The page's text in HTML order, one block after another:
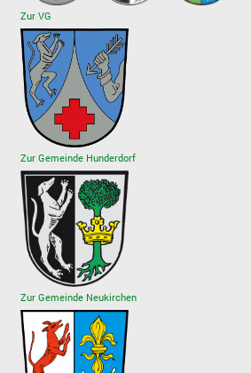
Zur VG
Zur Gemeinde Hunderdorf
Zur Gemeinde Neukirchen